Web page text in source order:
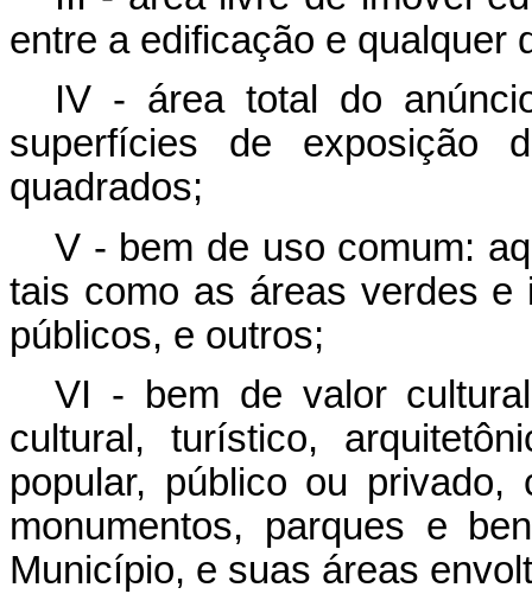
entre a edificação e qualquer
IV - área total do
superfícies de exposição
quadrados;
V - bem de uso comum:
tais como as áreas verdes e
públicos, e outros;
VI - bem de valor
cultural, turístico,
popular, público ou privado,
monumentos, parques e
Município, e suas áreas